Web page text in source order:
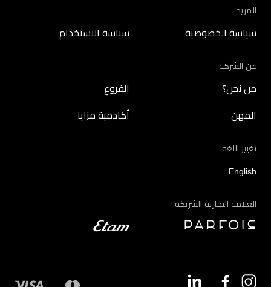
المزيد
سياسة الخصوصية سياسة الاستخدام
عن الشركة
من نحن؟ الفروع
المهن أكادمية مزايا
تغيير اللغه
English
العلامة التجارية الشريكة